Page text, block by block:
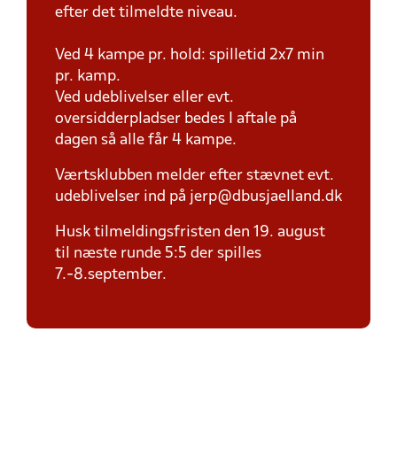
efter det tilmeldte niveau.
Ved 4 kampe pr. hold: spilletid 2x7 min
pr. kamp.
Ved udeblivelser eller evt.
oversidderpladser bedes I aftale på
dagen så alle får 4 kampe.
Værtsklubben melder efter stævnet evt.
udeblivelser ind på jerp@dbusjaelland.dk
Husk tilmeldingsfristen den 19. august
til næste runde 5:5 der spilles
7.-8.september.